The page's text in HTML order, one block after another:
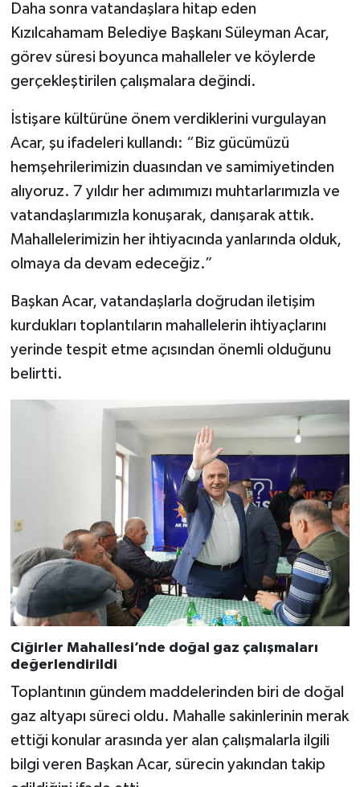
Daha sonra vatandaşlara hitap eden
Kızılcahamam Belediye Başkanı Süleyman Acar,
görev süresi boyunca mahalleler ve köylerde
gerçekleştirilen çalışmalara değindi.
İstişare kültürüne önem verdiklerini vurgulayan
Acar, şu ifadeleri kullandı: “Biz gücümüzü
hemşehrilerimizin duasından ve samimiyetinden
alıyoruz. 7 yıldır her adımımızı muhtarlarımızla ve
vatandaşlarımızla konuşarak, danışarak attık.
Mahallelerimizin her ihtiyacında yanlarında olduk,
olmaya da devam edeceğiz.”
Başkan Acar, vatandaşlarla doğrudan iletişim
kurdukları toplantıların mahallelerin ihtiyaçlarını
yerinde tespit etme açısından önemli olduğunu
belirtti.
Ciğirler Mahallesi’nde doğal gaz çalışmaları
değerlendirildi
Toplantının gündem maddelerinden biri de doğal
gaz altyapı süreci oldu. Mahalle sakinlerinin merak
ettiği konular arasında yer alan çalışmalarla ilgili
bilgi veren Başkan Acar, sürecin yakından takip